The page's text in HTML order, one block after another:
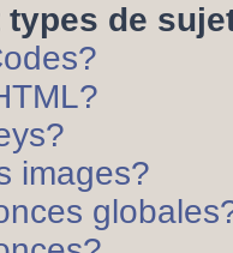
types de
images?